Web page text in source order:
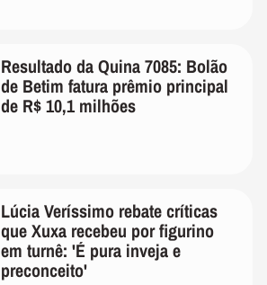
Resultado da Quina 7085: Bolão
de Betim fatura prêmio principal
de R$ 10,1 milhões
Lúcia Veríssimo rebate críticas
que Xuxa recebeu por figurino
em turnê: 'É pura inveja e
preconceito'